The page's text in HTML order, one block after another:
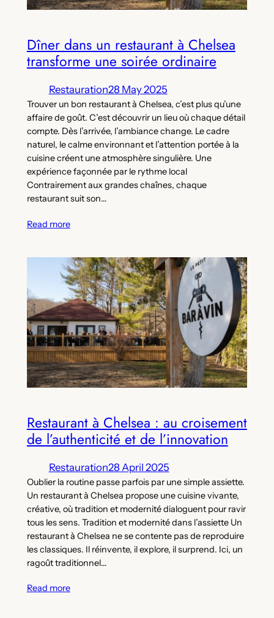
Dîner dans un restaurant à Chelsea
transforme une soirée ordinaire
Restauration28 May 2025
Trouver un bon restaurant à Chelsea, c’est plus qu’une
affaire de goût. C’est découvrir un lieu où chaque détail
compte. Dès l’arrivée, l’ambiance change. Le cadre
naturel, le calme environnant et l’attention portée à la
cuisine créent une atmosphère singulière. Une
expérience façonnée par le rythme local
Contrairement aux grandes chaînes, chaque
restaurant suit son…
Read more
Restaurant à Chelsea : au croisement
de l’authenticité et de l’innovation
Restauration28 April 2025
Oublier la routine passe parfois par une simple assiette.
Un restaurant à Chelsea propose une cuisine vivante,
créative, où tradition et modernité dialoguent pour ravir
tous les sens. Tradition et modernité dans l’assiette Un
restaurant à Chelsea ne se contente pas de reproduire
les classiques. Il réinvente, il explore, il surprend. Ici, un
ragoût traditionnel…
Read more